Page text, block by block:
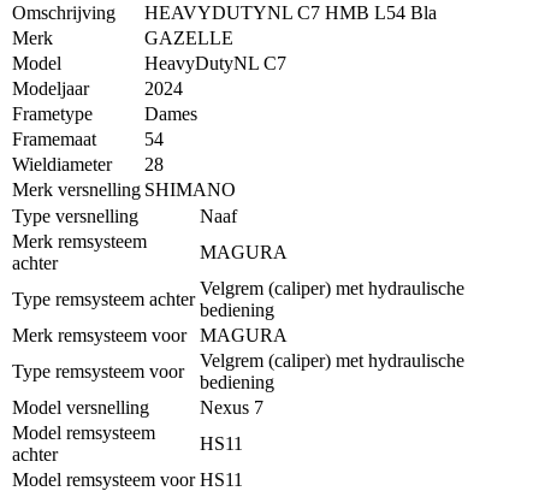
Omschrijving
HEAVYDUTYNL C7 HMB L54 Bla
Merk
GAZELLE
Model
HeavyDutyNL C7
Modeljaar
2024
Frametype
Dames
Framemaat
54
Wieldiameter
28
Merk versnelling SHIMANO
Type versnelling
Naaf
Merk remsysteem
achter
MAGURA
Type remsysteem achter
Velgrem (caliper) met hydraulische
bediening
Merk remsysteem voor
MAGURA
Type remsysteem voor
Velgrem (caliper) met hydraulische
bediening
Model versnelling
Nexus 7
Model remsysteem
achter
HS11
Model remsysteem voor HS11